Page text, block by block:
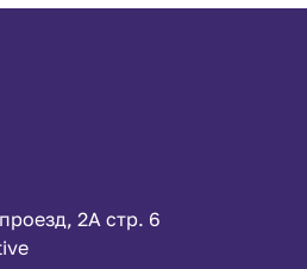
2А стр. 6